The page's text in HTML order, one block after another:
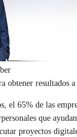
obtener
el 65% de las
que
proyectos